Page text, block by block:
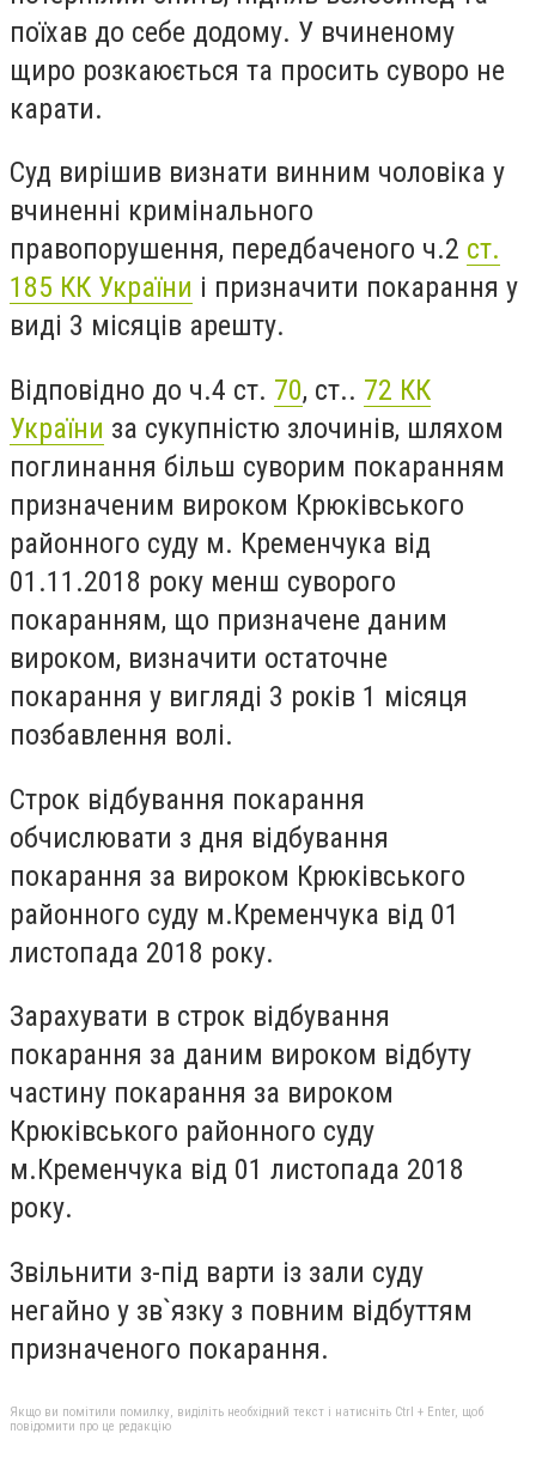
поїхав до себе додому. У вчиненому
щиро розкаюється та просить суворо не
карати.
Суд вирішив визнати винним чоловіка у
вчиненні кримінального
правопорушення, передбаченого ч.2 ст.
185 КК України і призначити покарання у
виді 3 місяців арешту.
Відповідно до ч.4 ст. 70, ст.. 72 КК
України за сукупністю злочинів, шляхом
поглинання більш суворим покаранням
призначеним вироком Крюківського
районного суду м. Кременчука від
01.11.2018 року менш суворого
покаранням, що призначене даним
вироком, визначити остаточне
покарання у вигляді 3 років 1 місяця
позбавлення волі.
Строк відбування покарання
обчислювати з дня відбування
покарання за вироком Крюківського
районного суду м.Кременчука від 01
листопада 2018 року.
Зарахувати в строк відбування
покарання за даним вироком відбуту
частину покарання за вироком
Крюківського районного суду
м.Кременчука від 01 листопада 2018
року.
Звільнити з-під варти із зали суду
негайно у зв`язку з повним відбуттям
призначеного покарання.
Якщо ви помітили помилку, виділіть необхідний текст і натисніть Ctrl + Enter, щоб
повідомити про це редакцію